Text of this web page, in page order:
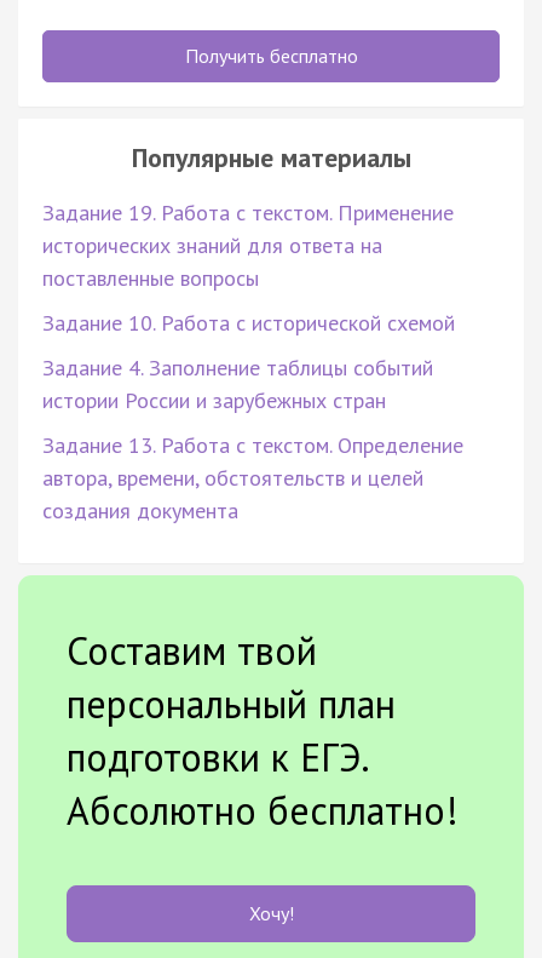
Получить бесплатно
Популярные материалы
Задание 19. Работа с текстом. Применение
исторических знаний для ответа на
поставленные вопросы
Задание 10. Работа с исторической схемой
Задание 4. Заполнение таблицы событий
истории России и зарубежных стран
Задание 13. Работа с текстом. Определение
автора, времени, обстоятельств и целей
создания документа
Составим твой
персональный план
подготовки к ЕГЭ.
Абсолютно бесплатно!
Хочу!